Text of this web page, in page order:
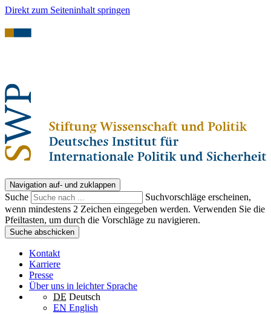
Direkt zum Seiteninhalt springen
Navigation auf- und zuklappen
Suche
Suchvorschläge erscheinen,
wenn mindestens 2 Zeichen eingegeben werden. Verwenden Sie die
Pfeiltasten, um durch die Vorschläge zu navigieren.
Suche abschicken
Kontakt
Karriere
Presse
Über uns in leichter Sprache
DE Deutsch
EN English